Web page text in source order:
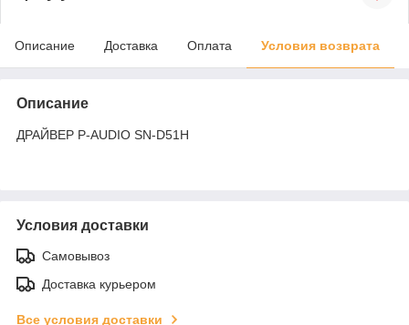
Описание Доставка Оплата Условия возврата
Описание
ДРАЙВЕР Р-АUDIO SN-D51H
Условия доставки
Самовывоз
Доставка курьером
Все условия доставки